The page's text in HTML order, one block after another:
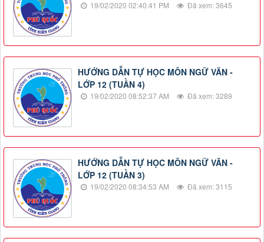
19/02/2020 02:40:41 PM Đã xem: 3645
HƯỚNG DẪN TỰ HỌC MÔN NGỮ VĂN -
LỚP 12 (TUẦN 4)
19/02/2020 08:52:37 AM Đã xem: 3289
HƯỚNG DẪN TỰ HỌC MÔN NGỮ VĂN -
LỚP 12 (TUẦN 3)
19/02/2020 08:34:53 AM Đã xem: 3115